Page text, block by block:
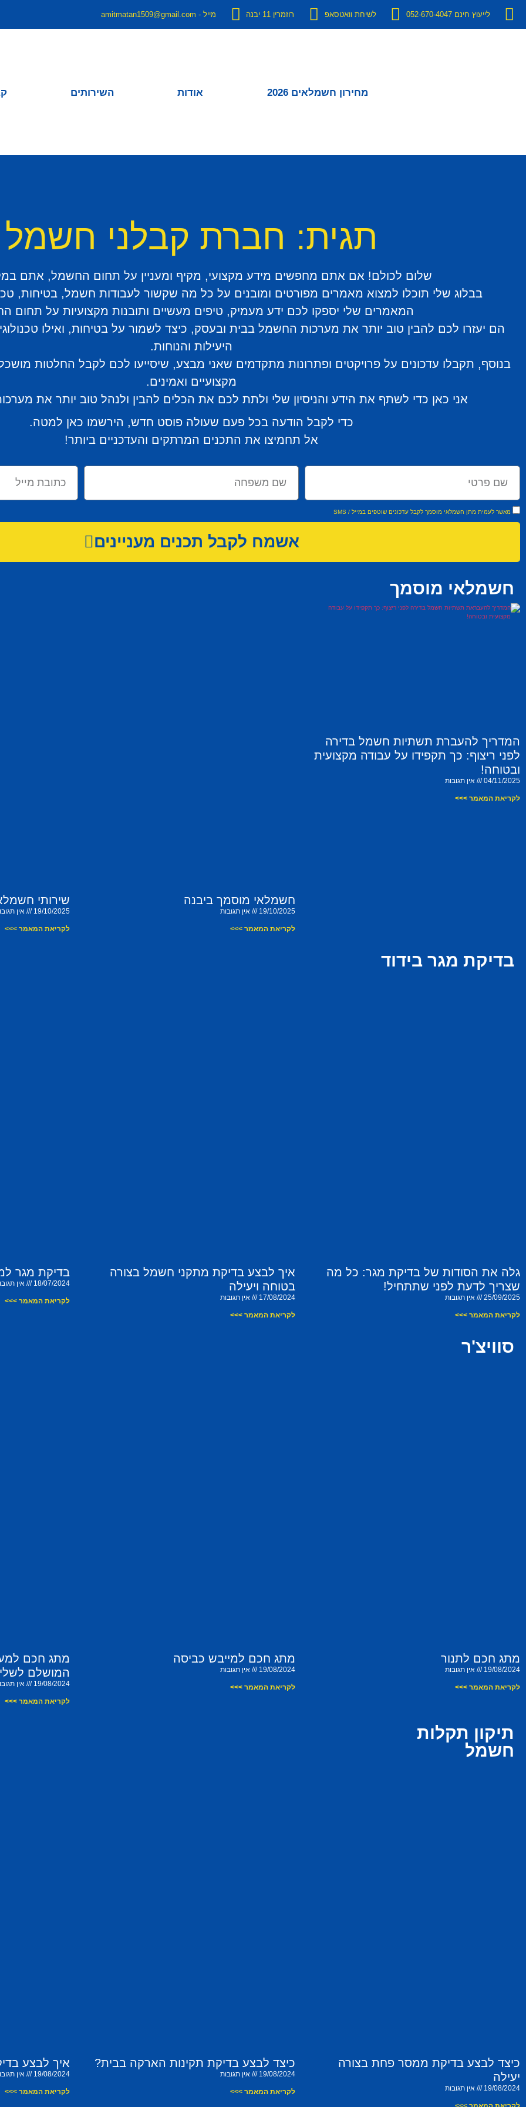
לייעוץ חינם 052-670-4047 לשיחת וואטסאפ רוזמרין 11 יבנה מייל - amitmatan1509@gmail.com
מחירון חשמלאים 2026 אודות השירותים
תגית: חברת קבלני חשמל
שלום לכולם! אם אתם מחפשים מידע מקצועי, מקיף ומעניין על תחום החשמל, אתם
בבלוג שלי תוכלו למצוא מאמרים מפורטים ומובנים על כל מה שקשור לעבודות חשמל, בטיחות,
המאמרים שלי יספקו לכם ידע מעמיק, טיפים מעשיים ותובנות מקצועיות על תחום
הם יעזרו לכם להבין טוב יותר את מערכות החשמל בבית ובעסק, כיצד לשמור על בטיחות, ואילו
היעילות והנוחות.
בנוסף, תקבלו עדכונים על פרויקטים ופתרונות מתקדמים שאני מבצע, שיסייעו לכם לקבל החלטות
מקצועיים ואמינים.
אני כאן כדי לשתף את הידע והניסיון שלי ולתת לכם את הכלים להבין ולנהל טוב יותר את
כדי לקבל הודעה בכל פעם שעולה פוסט חדש, הירשמו כאן למטה.
אל תחמיצו את התכנים המרתקים והעדכניים ביותר!
מאשר לעמית מתן חשמלאי מוסמך לקבל עדכונים שוטפים במייל / SMS
אשמח לקבל תכנים מעניינים
חשמלאי מוסמך
המדריך להעברת תשתיות חשמל בדירה
לפני ריצוף: כך תקפידו על עבודה מקצועית
ובטוחה!
04/11/2025 אין תגובות
לקריאת המאמר >>>
חשמלאי מוסמך ביבנה
19/10/2025 אין תגובות
לקריאת המאמר >>>
שירותי
19/10/2025 אין
לקריאת המאמר >>>
בדיקת מגר בידוד
גלה את הסודות של בדיקת מגר: כל מה
שצריך לדעת לפני שתתחיל!
25/09/2025 אין תגובות
לקריאת המאמר >>>
איך לבצע בדיקת מתקני חשמל בצורה
בטוחה ויעילה
17/08/2024 אין תגובות
לקריאת המאמר >>>
בדיקת מגר
18/07/2024 אין
לקריאת המאמר >>>
סוויצ'ר
מתג חכם לתנור
19/08/2024 אין תגובות
לקריאת המאמר >>>
מתג חכם למייבש כביסה
19/08/2024 אין תגובות
לקריאת המאמר >>>
מתג חכם
המושלם
19/08/2024 אין
לקריאת המאמר >>>
תיקון תקלות
חשמל
כיצד לבצע בדיקת ממסר פחת בצורה
יעילה
19/08/2024 אין תגובות
כיצד לבצע בדיקת תקינות הארקה בבית?
19/08/2024 אין תגובות
לקריאת המאמר >>>
איך לבצע
19/08/2024 אין
לקריאת המאמר >>>